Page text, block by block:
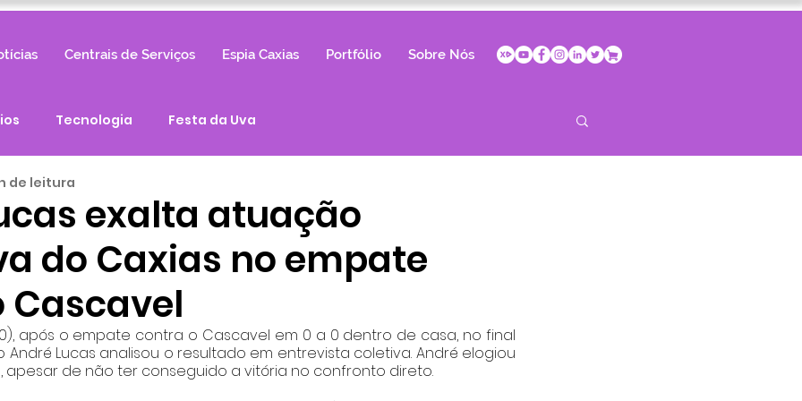
Centrais de Serviços Espia Caxias Portfólio Sobre Nós
Tecnologia Festa da Uva
exalta atuação
do Caxias no empate
de leitura
após o empate contra o Cascavel em 0 a 0 dentro de casa, no final
André Lucas analisou o resultado em entrevista coletiva. André elogiou
apesar de não ter conseguido a vitória no confronto direto.